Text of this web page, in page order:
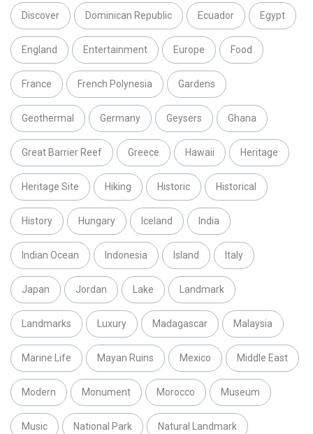
Discover Dominican Republic Ecuador Egypt
England Entertainment Europe Food
France French Polynesia Gardens
Geothermal Germany Geysers Ghana
Great Barrier Reef Greece Hawaii Heritage
Heritage Site Hiking Historic Historical
History Hungary Iceland India
Indian Ocean Indonesia Island Italy
Japan Jordan Lake Landmark
Landmarks Luxury Madagascar Malaysia
Marine Life Mayan Ruins Mexico Middle East
Modern Monument Morocco Museum
Music National Park Natural Landmark